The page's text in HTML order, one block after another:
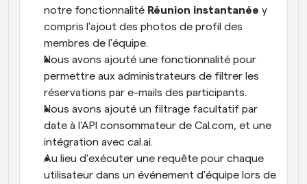
notre fonctionnalité Réunion instantanée y
compris l'ajout des photos de profil des
membres de l'équipe.
Nous avons ajouté une fonctionnalité pour
permettre aux administrateurs de filtrer les
réservations par e-mails des participants.
Nous avons ajouté un filtrage facultatif par
date à l'API consommateur de Cal.com, et une
intégration avec cal.ai.
Au lieu d'exécuter une requête pour chaque
utilisateur dans un événement d'équipe lors de